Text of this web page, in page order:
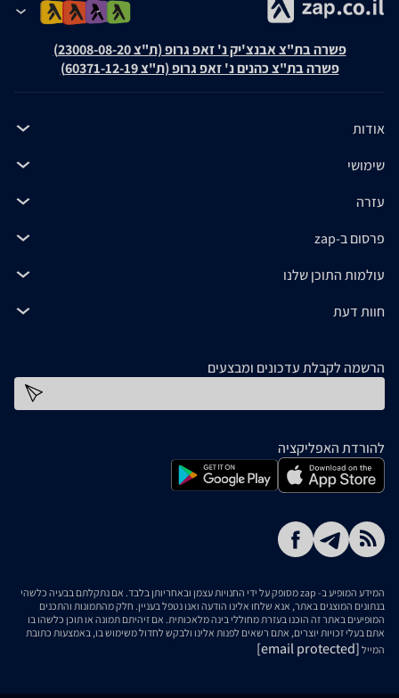
פשרה בת"צ אבנצ'יק נ' זאפ גרופ (ת"צ 23008-08-20)
פשרה בת"צ כהנים נ' זאפ גרופ (ת"צ 60371-12-19)
אודות
שימושי
עזרה
פרסום ב-zap
עולמות התוכן שלנו
חוות דעת
הרשמה לקבלת עדכונים ומבצעים
להורדת האפליקציה
המידע המופיע ב- zap מסופק על ידי החנויות עצמן ובאחריותן בלבד. אם נתקלתם בבעיה כלשהי
בנתונים המוצגים באתר, אנא שלחו אלינו הודעה ואנו נטפל בעניין. חלק מהתמונות והתכנים
המופיעים באתר זה הוכנו בעזרת מחוללי בינה מלאכותית. אם זיהיתם תמונה או תוכן כלשהו בו
אתם בעלי זכויות יוצרים, אתם רשאים לפנות אלינו ולבקש לחדול משימוש בו, באמצעות כתובת
המייל [email protected]